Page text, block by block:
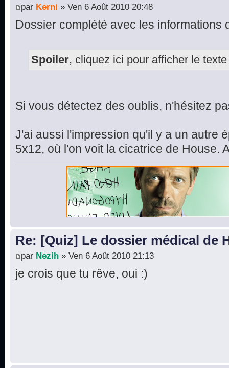
par Kerni » Ven 6 Août 2010 20:48
Dossier complété avec les informations
Spoiler, cliquez ici pour afficher le texte
Si vous détectez des oublis, n'hésitez
J'ai aussi l'impression qu'il y a un autre
5x12, où l'on voit la cicatrice de House.
Re: [Quiz] Le dossier médical de
par Nezih » Ven 6 Août 2010 21:13
je crois que tu rêve, oui :)